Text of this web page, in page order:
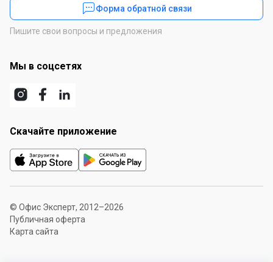
Форма обратной связи
Пишите свои вопросы и предложения
Мы в соцсетях
Скачайте приложение
© Офис Эксперт, 2012–2026
Публичная оферта
Карта сайта